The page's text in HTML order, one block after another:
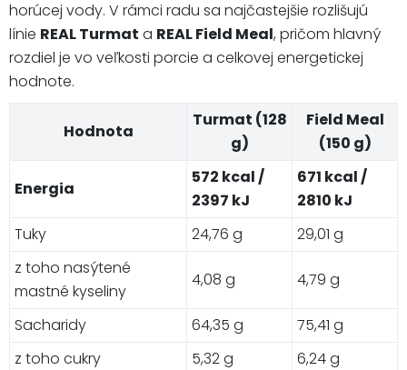
horúcej vody. V rámci radu sa najčastejšie rozlišujú
línie REAL Turmat a REAL Field Meal, pričom hlavný
rozdiel je vo veľkosti porcie a celkovej energetickej
hodnote.
Hodnota
Turmat (128
g)
Field Meal
(150 g)
Energia
572 kcal /
2397 kJ
671 kcal /
2810 kJ
Tuky
24,76 g
29,01 g
z toho nasýtené
mastné kyseliny
4,08 g 4,79 g
Sacharidy 64,35 g
75,41 g
z toho cukry
5,32 g
6,24 g